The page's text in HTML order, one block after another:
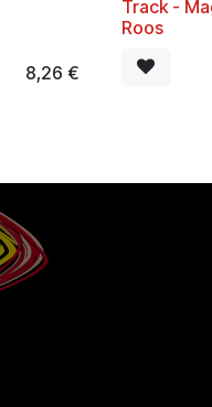
8,26 € BEST
Track -
Roos